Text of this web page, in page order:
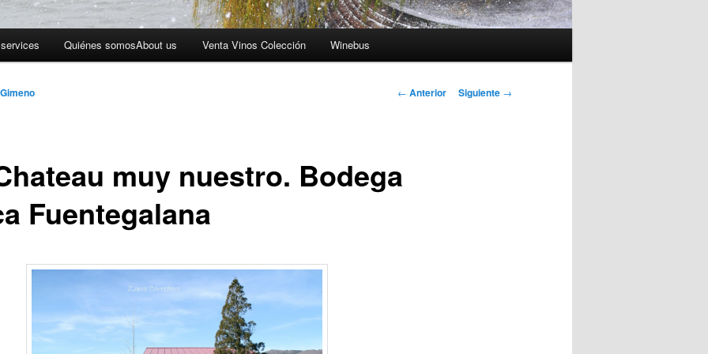
Quiénes somosAbout us Venta Vinos Colección Winebus
Navegador de
← Anterior Siguiente →
muy nuestro. Bodega
Fuentegalana